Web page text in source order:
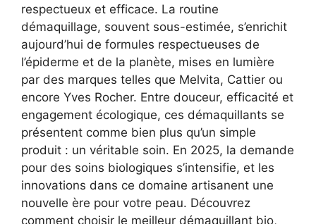
respectueux et efficace. La routine
démaquillage, souvent sous-estimée, s’enrichit
aujourd’hui de formules respectueuses de
l’épiderme et de la planète, mises en lumière
par des marques telles que Melvita, Cattier ou
encore Yves Rocher. Entre douceur, efficacité et
engagement écologique, ces démaquillants se
présentent comme bien plus qu’un simple
produit : un véritable soin. En 2025, la demande
pour des soins biologiques s’intensifie, et les
innovations dans ce domaine artisanent une
nouvelle ère pour votre peau. Découvrez
comment choisir le meilleur démaquillant bio,